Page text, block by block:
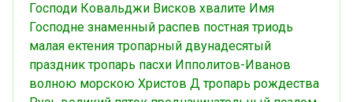
Господи Ковальджи Висков хвалите Имя
Господне знаменный распев постная триодь
малая ектения тропарный двунадесятый
праздник тропарь пасхи Ипполитов-Иванов
волною морскою Христов Д тропарь рождества